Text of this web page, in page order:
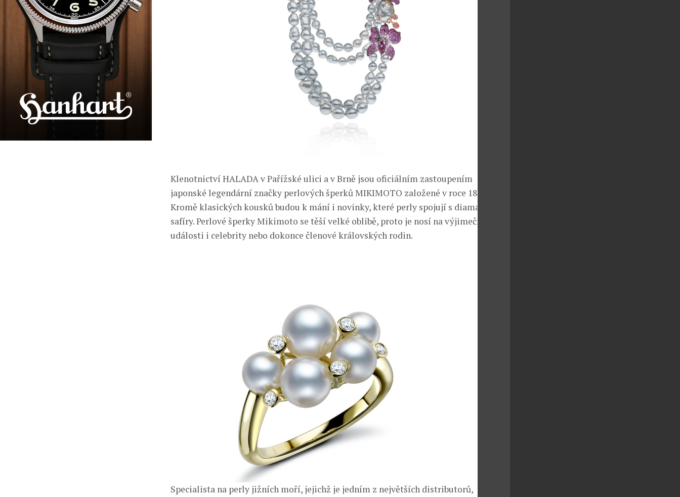
Klenotnictví HALADA v Pařížské ulici a v Brně jsou oficiálním zastoupením
japonské legendární značky perlových šperků MIKIMOTO založené v roce 1893.
Kromě klasických kousků budou k mání i novinky, které perly spojují s diamanty či
safíry. Perlové šperky Mikimoto se těší velké oblibě, proto je nosí na výjimečné
události i celebrity nebo dokonce členové královských rodin.
Specialista na perly jižních moří, jejichž je jedním z největších distributorů,